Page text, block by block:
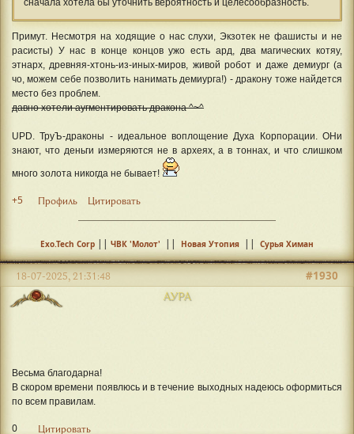
сначала хотела бы уточнить вероятность и целесообразность.
Примут. Несмотря на ходящие о нас слухи, Экзотек не фашисты и не
расисты) У нас в конце концов ужо есть ард, два магических котяу,
этнарх, древняя-хтонь-из-иных-миров, живой робот и даже демиург (а
чо, можем себе позволить нанимать демиурга!) - дракону тоже найдется
место без проблем.
давно хотели аугментировать дракона ^~^
UPD. ТруЪ-драконы - идеальное воплощение Духа Корпорации. ОНи
знают, что деньги измеряются не в археях, а в тоннах, и что слишком
много золота никогда не бывает!
+5 Профиль Цитировать
Exo.Tech Corp || ЧВК 'Молот' || Новая Утопия || Сурья Химан
АУРА
#1930
18-07-2025, 21:31:48
Весьма благодарна!
В скором времени появлюсь и в течение выходных надеюсь оформиться
по всем правилам.
0 Цитировать